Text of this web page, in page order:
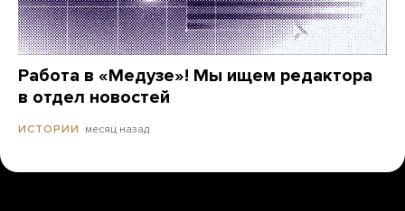
Работа в «Медузе»! Мы ищем редактора
в отдел новостей
ИСТОРИИ месяц назад